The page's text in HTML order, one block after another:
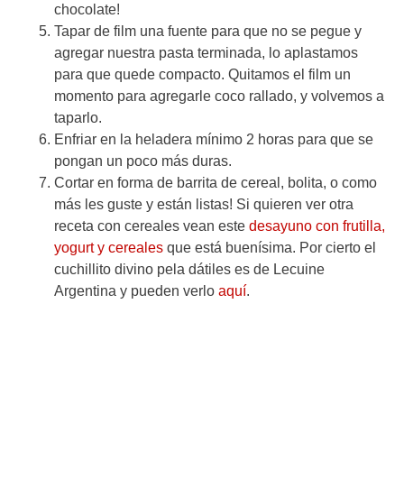
chocolate!
Tapar de film una fuente para que no se pegue y
agregar nuestra pasta terminada, lo aplastamos
para que quede compacto. Quitamos el film un
momento para agregarle coco rallado, y volvemos a
taparlo.
Enfriar en la heladera mínimo 2 horas para que se
pongan un poco más duras.
Cortar en forma de barrita de cereal, bolita, o como
más les guste y están listas! Si quieren ver otra
receta con cereales vean este desayuno con frutilla,
yogurt y cereales que está buenísima. Por cierto el
cuchillito divino pela dátiles es de Lecuine
Argentina y pueden verlo aquí.